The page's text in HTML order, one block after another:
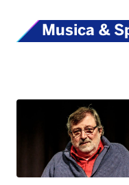
Musica &